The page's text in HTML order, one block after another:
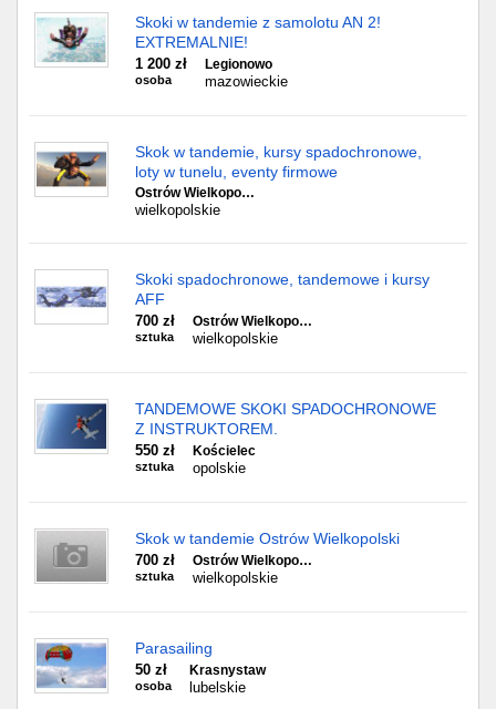
Skoki w tandemie z samolotu AN 2!
EXTREMALNIE!
1 200 zł
osoba
Legionowo
mazowieckie
Skok w tandemie, kursy spadochronowe,
loty w tunelu, eventy firmowe
Ostrów Wielkopo…
wielkopolskie
Skoki spadochronowe, tandemowe i kursy
AFF
700 zł
sztuka
Ostrów Wielkopo…
wielkopolskie
TANDEMOWE SKOKI SPADOCHRONOWE
Z INSTRUKTOREM.
550 zł
sztuka
Kościelec
opolskie
Skok w tandemie Ostrów Wielkopolski
700 zł
sztuka
Ostrów Wielkopo…
wielkopolskie
Parasailing
50 zł
osoba
Krasnystaw
lubelskie